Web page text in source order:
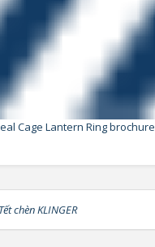
Cage Lantern Ring brochure
Tết chèn KLINGER